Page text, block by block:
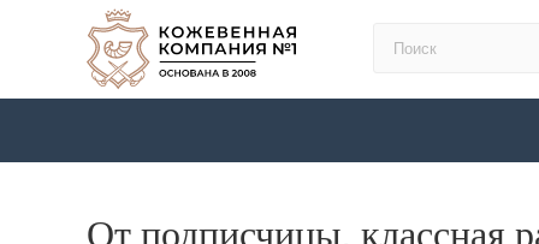
От подписчицы, классная